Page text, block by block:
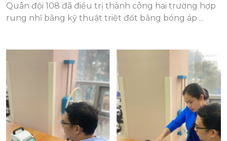
Quân đội 108 đã điều trị thành công hai trường hợp
rung nhĩ bằng kỹ thuật triệt đốt bằng bóng áp ...